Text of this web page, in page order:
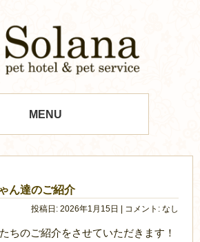
MENU
ん達のご紹介
投稿日: 2026年1月15日 | コメント: なし
ちのご紹介をさせていただきます！